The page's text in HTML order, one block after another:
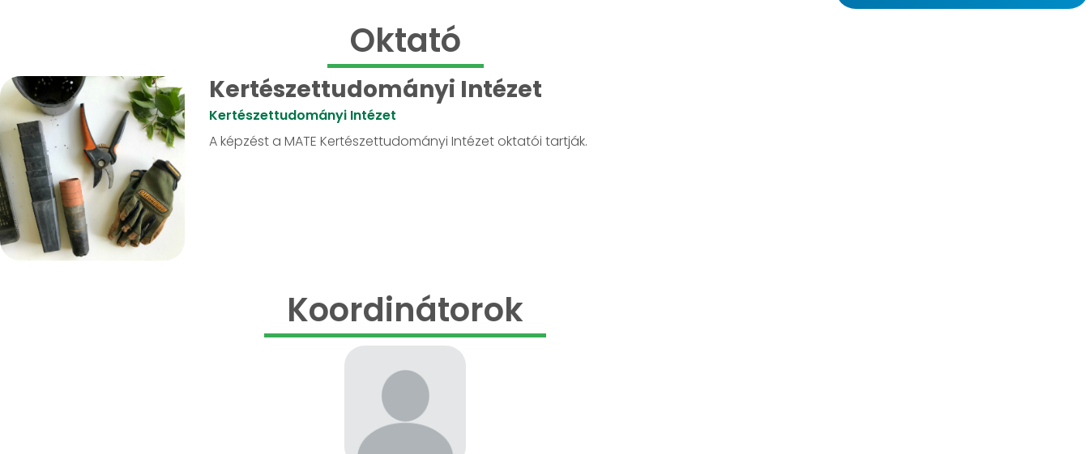
Oktató
Kertészettudományi Intézet
Kertészettudományi Intézet
A képzést a MATE Kertészettudományi Intézet oktatói tartják.
Koordinátorok